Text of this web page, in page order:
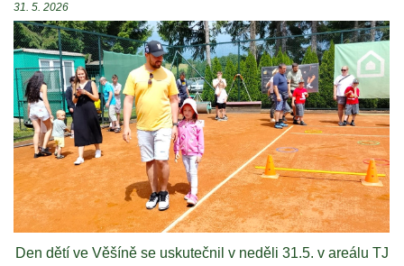
31. 5. 2026
Den dětí ve Věšíně se uskutečnil v neděli 31.5. v areálu TJ